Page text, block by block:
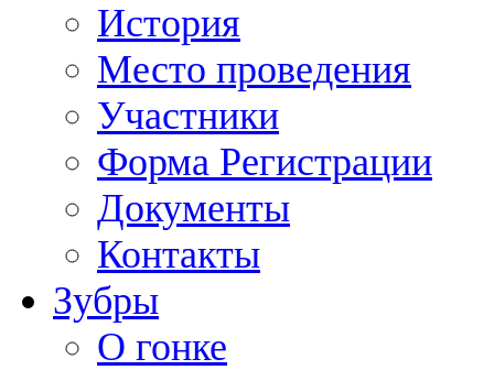
История
Место проведения
Участники
Форма Регистрации
Документы
Контакты
Зубры
О гонке